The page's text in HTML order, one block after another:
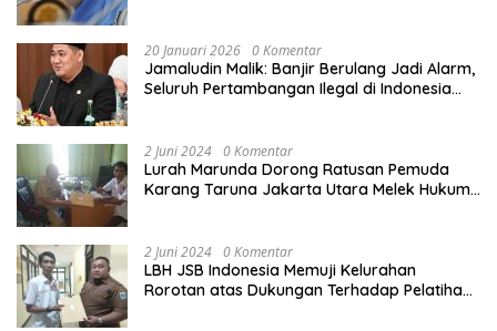
20 Januari 2026 0 Komentar
Jamaludin Malik: Banjir Berulang Jadi Alarm,
Seluruh Pertambangan Ilegal di Indonesia
2 Juni 2024 0 Komentar
Lurah Marunda Dorong Ratusan Pemuda
Karang Taruna Jakarta Utara Melek Hukum
2 Juni 2024 0 Komentar
LBH JSB Indonesia Memuji Kelurahan
Rorotan atas Dukungan Terhadap Pelatihan